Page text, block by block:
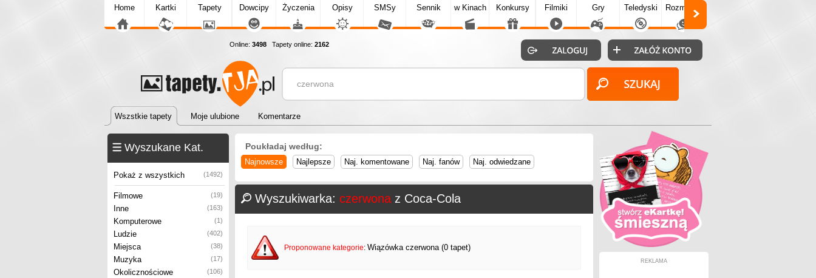
Home Kartki Tapety Dowcipy Życzenia Opisy SMSy Sennik w Kinach Konkursy Filmiki Gry Teledyski Rozmówki
Online: 3498 Tapety online: 2162
Wszstkie tapety Moje ulubione Komentarze
Wyszukane Kat.
Pokaż z wszystkich (1492)
Filmowe (19)
Inne (163)
Komputerowe (1)
Ludzie (402)
Miejsca (38)
Muzyka (17)
Okolicznościowe (106)
Poukładaj według:
Najnowsze Najlepsze Naj. komentowane Naj. fanów Naj. odwiedzane
Wyszukiwarka: czerwona z Coca-Cola
Proponowane kategorie: Wiązówka czerwona (0 tapet)
REKLAMA